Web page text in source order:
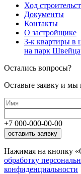
Ход
Документы
Контакты
О застройщике
3-к квартиры в
на парк
Остались вопросы?
Оставьте заявку и мы
+7 000-000-00-00
оставить заявку
Нажимая на кнопку
обработку
конфиденциальности